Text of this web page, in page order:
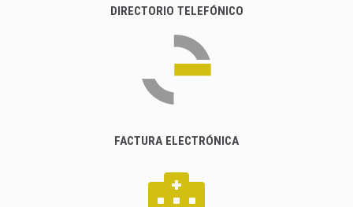
DIRECTORIO TELEFÓNICO
FACTURA ELECTRÓNICA